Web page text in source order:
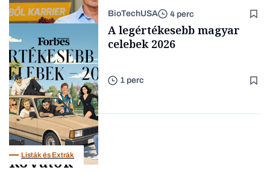
Családi
Content Lab HUB
BioTechUSA 4 perc
Listák és Extrák
A legértékesebb magyar
celebek 2026
1 perc
Rovatok